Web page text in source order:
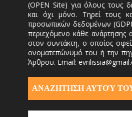
(OPEN Site) για όλους τους
και όχι μόνο. Τηρεί τους
προσωπικών δεδομένων
περιεχόμενο κάθε ανάρτησης
στον συντάκτη, ο οποίος
ονοματεπώνυμό του ή την
Άρθρου. Email:
ΑΝΑΖΗΤΗΣΗ ΑΥΤΟΎ